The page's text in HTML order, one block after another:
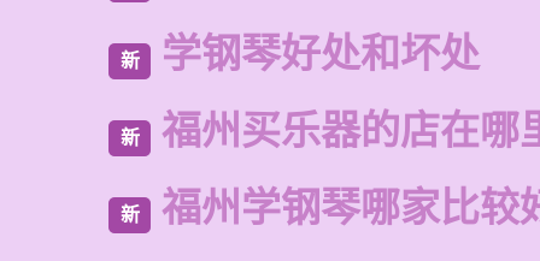
新 学钢琴好处和坏处
新 福州买乐器的店在哪
新 福州学钢琴哪家比较